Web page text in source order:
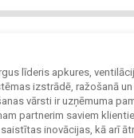
līderis apkures,
izstrādē, ražošanā un
vārsti ir uzņēmuma
partnerim saviem
inovācijas, kā arī